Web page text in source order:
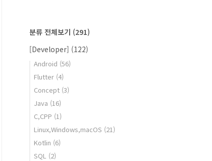
분류 전체보기 (291)
[Developer] (122)
Android (56)
Flutter (4)
Concept (3)
Java (16)
C,CPP (1)
Linux,Windows,macOS (21)
Kotlin (6)
SQL (2)